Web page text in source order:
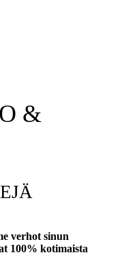
&
verhot sinun
100% kotimaista